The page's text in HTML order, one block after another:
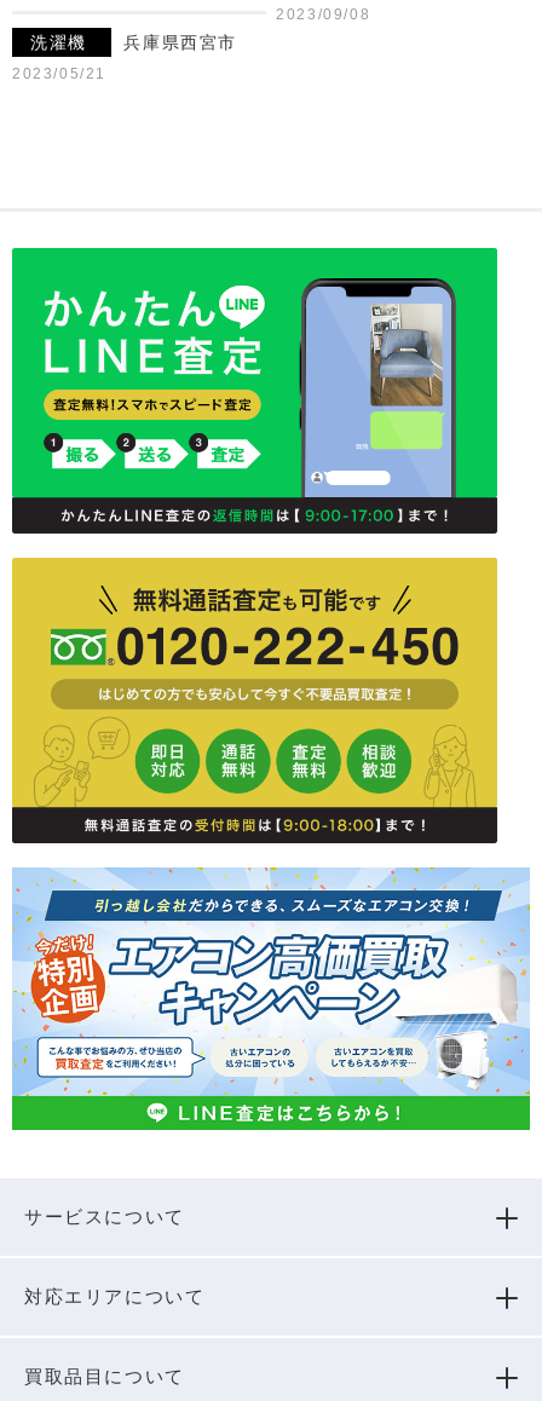
洗濯機 兵庫県西宮市
2023/05/21
2023/09/08
サービスについて
対応エリアについて
買取品⽬について